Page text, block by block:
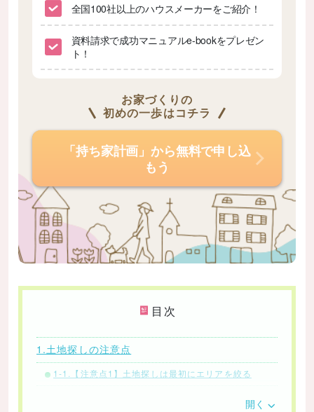
全国100社以上のハウスメーカーをご紹介！
資料請求で成功マニュアルe-bookをプレゼン
ト！
お家づくりの
初めの一歩はコチラ
「持ち家計画」から無料で申し込
もう
目次
1.土地探しの注意点
1-1.【注意点1】土地探しは最初にエリアを絞る
開く